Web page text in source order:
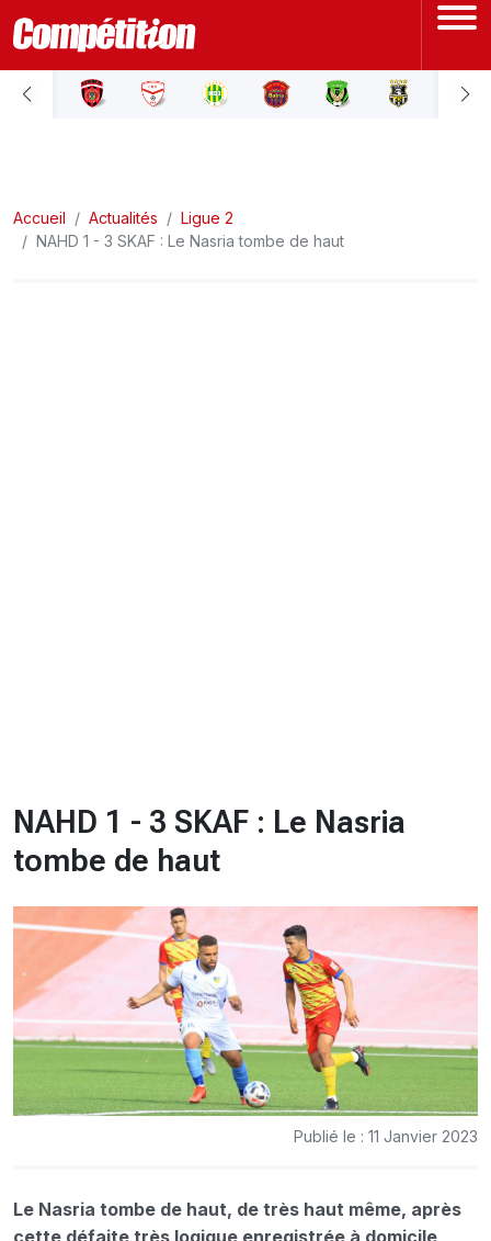
ACCUEIL
LIGUE 2
Accueil Actualités
Ligue 2
NAHD 1 - 3 SKAF : Le Nasria tombe de haut
NAHD 1 - 3 SKAF : Le Nasria
tombe de haut
Publié le : 11 Janvier 2023
Le Nasria tombe de haut, de très haut même, après
cette défaite très logique enregistrée à domicile